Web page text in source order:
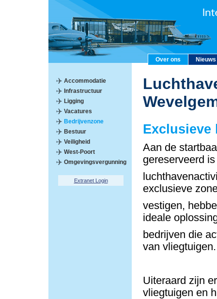
Over ons Nieuws
Accommodatie
Infrastructuur
Ligging
Vacatures
Bedrijvenzone
Bestuur
Veiligheid
West-Poort
Omgevingsvergunning
Extranet Login
Exclusieve
Aan de
gereserveerd
exclusieve
vestigen,
ideale
bedrijven die
van vliegtuigen.
Uiteraard zijn
vliegtuigen en